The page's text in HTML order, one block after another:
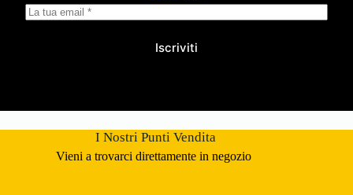
Iscriviti
I Nostri Punti Vendita
Vieni a trovarci direttamente in negozio